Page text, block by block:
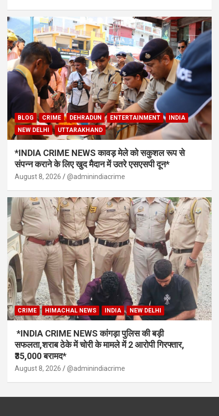
BLOG CRIME DEHRADUN ENTERTAINMENT
INDIA
NEW DELHI
UTTARAKHAND
*INDIA CRIME NEWS कावड़ मेले को सकुशल रूप से
संपन्न कराने के लिए खुद मैदान में उतरे एसएसपी दून*
August 8, 2026 @adminindiacrime
CRIME HIMACHAL NEWS INDIA NEW DELHI
*INDIA CRIME NEWS कांगड़ा पुलिस की बड़ी
सफलता,शराब ठेके में चोरी के मामले में 2 आरोपी गिरफ्तार,
₹35,000 बरामद*
August 8, 2026 @adminindiacrime